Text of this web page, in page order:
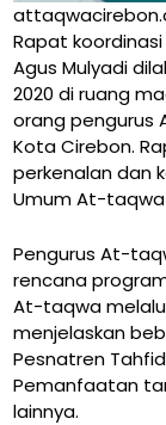
Rapat koordinasi
Agus Mulyadi
2020 di ruang
orang pengurus
Kota Cirebon.
perkenalan dan
Umum At-
Pengurus At-
rencana
At-taqwa melalui
menjelaskan
Pesnatren
Pemanfaatan
lainnya.